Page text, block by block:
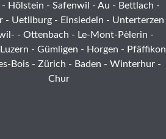
- Hölstein - Safenwil - Au - Bettlach -
- Uetliburg- Einsiedeln - Unterterzen
- Ottenbach - Le-Mont-Pèlerin -
Luzern - Gümligen - Horgen - Pfäffikon
Bois - Zürich - Baden - Winterhur -
Chur